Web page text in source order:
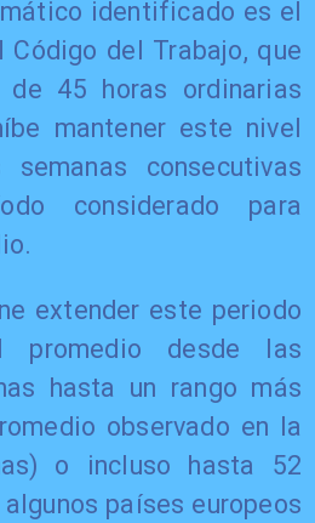
identificado es el
del Trabajo, que
45 horas ordinarias
mantener este nivel
consecutivas
considerado para
extender este periodo
promedio desde las
hasta un rango más
observado en la
o incluso hasta 52
países europeos